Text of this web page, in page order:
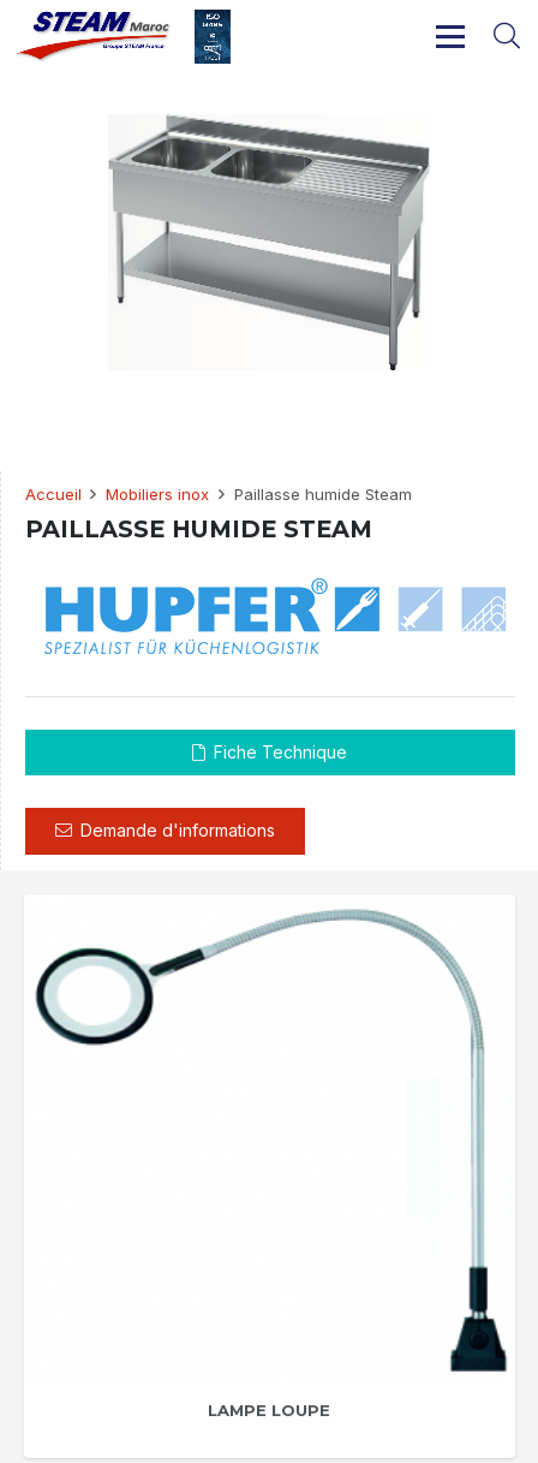
Accueil Mobiliers inox Paillasse humide Steam
PAILLASSE HUMIDE STEAM
Fiche Technique
Demande d'informations
LAMPE LOUPE